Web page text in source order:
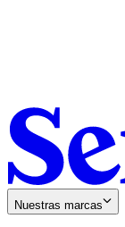
Nuestras marcas